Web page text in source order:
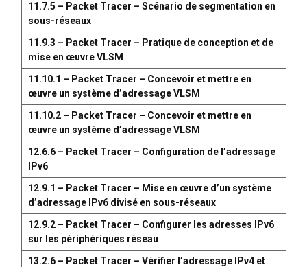
11.7.5 – Packet Tracer – Scénario de segmentation en
sous-réseaux
11.9.3 – Packet Tracer – Pratique de conception et de
mise en œuvre VLSM
11.10.1 – Packet Tracer – Concevoir et mettre en
œuvre un système d’adressage VLSM
11.10.2 – Packet Tracer – Concevoir et mettre en
œuvre un système d’adressage VLSM
12.6.6 – Packet Tracer – Configuration de l’adressage
IPv6
12.9.1 – Packet Tracer – Mise en œuvre d’un système
d’adressage IPv6 divisé en sous-réseaux
12.9.2 – Packet Tracer – Configurer les adresses IPv6
sur les périphériques réseau
13.2.6 – Packet Tracer – Vérifier l’adressage IPv4 et